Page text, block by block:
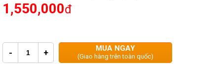
1,550,000đ
- + MUA NGAY
(Giao hàng trên toàn quốc)